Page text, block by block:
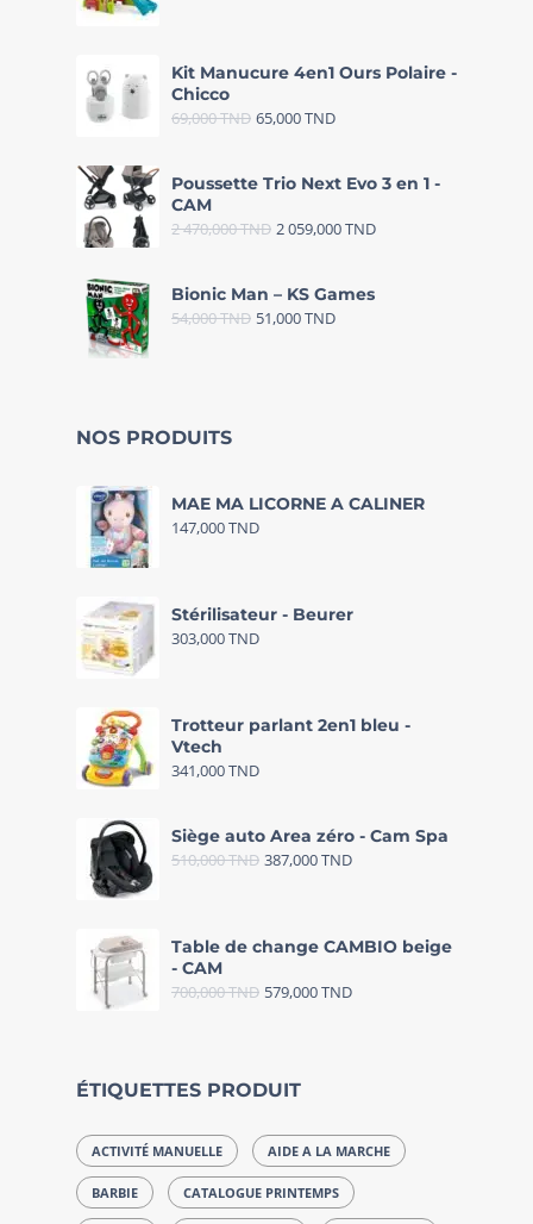
Kit Manucure 4en1 Ours Polaire -
Chicco
69,000TND 65,000TND
Poussette Trio Next Evo 3 en 1 -
CAM
2 470,000TND 2 059,000TND
Bionic Man – KS Games
54,000TND 51,000TND
NOS PRODUITS
MAE MA LICORNE A CALINER
147,000TND
Stérilisateur - Beurer
303,000TND
Trotteur parlant 2en1 bleu -
Vtech
341,000TND
Siège auto Area zéro - Cam Spa
510,000TND 387,000TND
Table de change CAMBIO beige
- CAM
700,000TND 579,000TND
ÉTIQUETTES PRODUIT
ACTIVITÉ MANUELLE AIDE A LA MARCHE
BARBIE CATALOGUE PRINTEMPS